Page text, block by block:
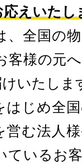
えいたし
、全国の
客様の元
いたしま
はじめ全
営む法人
ているお